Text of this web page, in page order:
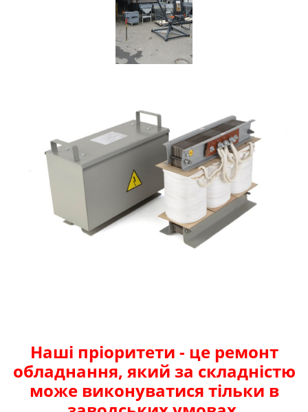
Наші пріоритети - це ремонт
обладнання, який за складністю
може виконуватися тільки в